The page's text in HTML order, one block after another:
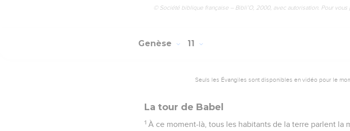
© Société biblique française – Bibli’O, 2000, avec autorisation. Pour
Genèse 11
Seuls les Évangiles sont disponibles en vidéo pour le
La tour de Babel
1 À ce moment-là, tous les habitants de la terre parlent la